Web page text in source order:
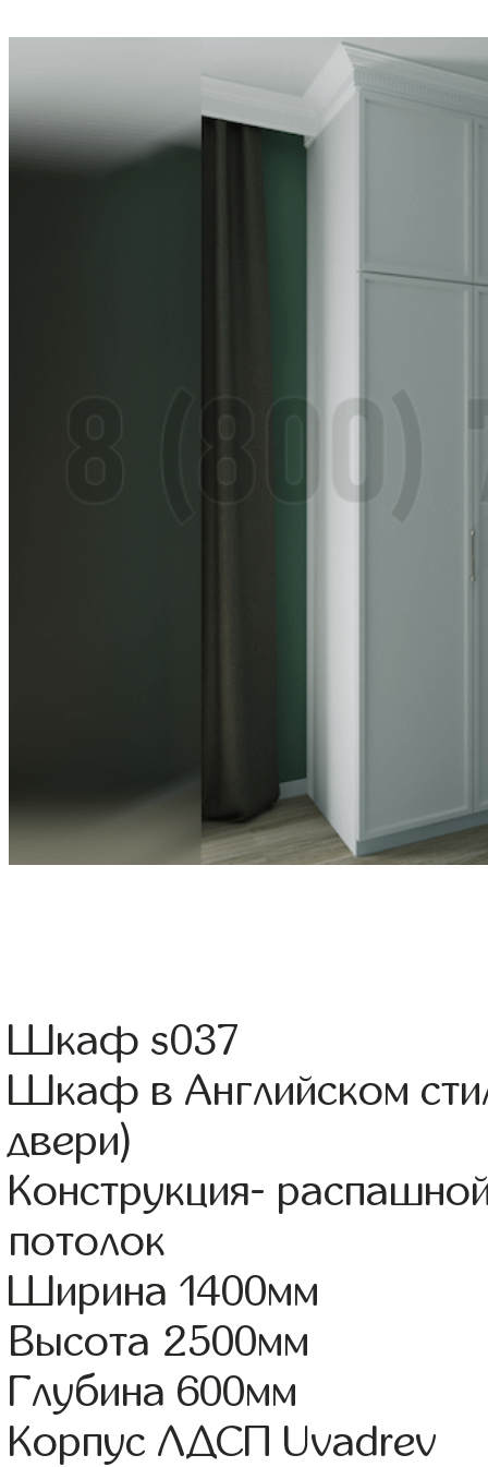
Шкаф s037
Шкаф в Английском
двери)
Конструкция-
потолок
Ширина 1400мм
Высота 2500мм
Глубина 600мм
Корпус ЛДСП Uvadrev